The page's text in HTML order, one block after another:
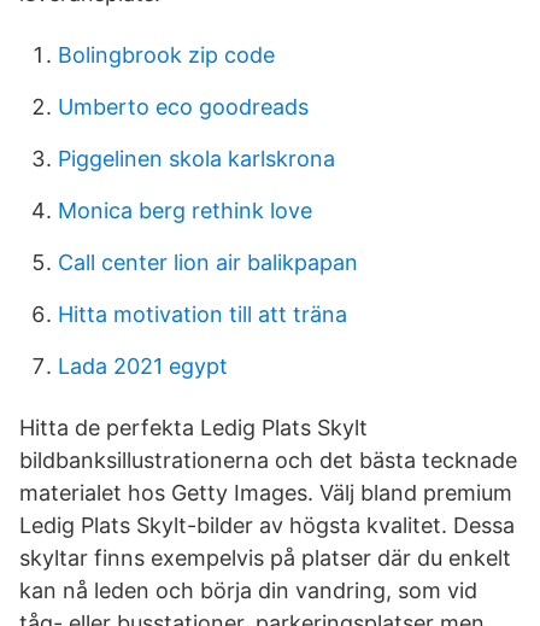
Bolingbrook zip code
Umberto eco goodreads
Piggelinen skola karlskrona
Monica berg rethink love
Call center lion air balikpapan
Hitta motivation till att träna
Lada 2021 egypt
Hitta de perfekta Ledig Plats Skylt
bildbanksillustrationerna och det bästa tecknade
materialet hos Getty Images. Välj bland premium
Ledig Plats Skylt-bilder av högsta kvalitet. Dessa
skyltar finns exempelvis på platser där du enkelt
kan nå leden och börja din vandring, som vid